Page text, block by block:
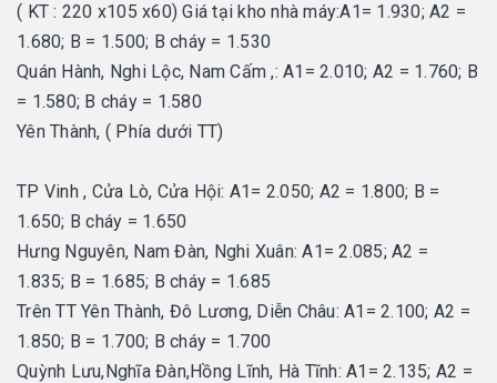
( KT : 220 x105 x60) Giá tại kho nhà máy:A1= 1.930; A2 =
1.680; B = 1.500; B cháy = 1.530
Quán Hành, Nghi Lộc, Nam Cấm ,: A1= 2.010; A2 = 1.760; B
= 1.580; B cháy = 1.580
Yên Thành, ( Phía dưới TT)
TP Vinh , Cửa Lò, Cửa Hội: A1= 2.050; A2 = 1.800; B =
1.650; B cháy = 1.650
Hưng Nguyên, Nam Đàn, Nghi Xuân: A1= 2.085; A2 =
1.835; B = 1.685; B cháy = 1.685
Trên TT Yên Thành, Đô Lương, Diễn Châu: A1= 2.100; A2 =
1.850; B = 1.700; B cháy = 1.700
Quỳnh Lưu,Nghĩa Đàn,Hồng Lĩnh, Hà Tĩnh: A1= 2.135; A2 =